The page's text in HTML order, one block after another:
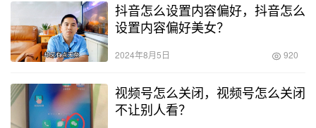
抖音怎么设置内容偏好，抖音怎么
设置内容偏好美女？
2024年8月5日 920
视频号怎么关闭，视频号怎么关闭
不让别人看？